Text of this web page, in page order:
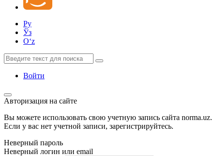
Ру
Ўз
Oʻz
Войти
Авторизация на сайте
Вы можете использовать свою учетную запись сайта norma.uz.
Если у вас нет учетной записи, зарегистрируйтесь.
Неверный пароль
Неверный логин или email